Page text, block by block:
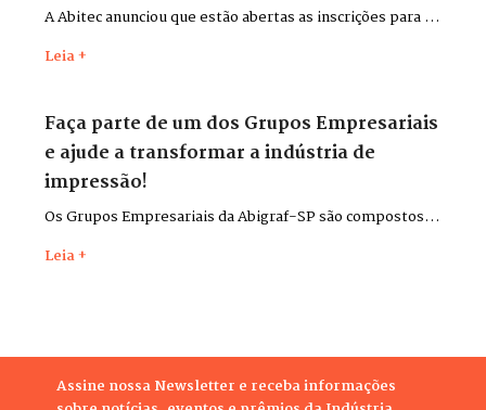
A Abitec anunciou que estão abertas as inscrições para o
gráficas”, com o consultor José Pires de Araújo.
Leia +
Faça parte de um dos Grupos Empresariais
e ajude a transformar a indústria de
impressão!
Os Grupos Empresariais da Abigraf-SP são compostos
apresentar soluções, trocar experiências e contribuir,
Leia +
Assine nossa Newsletter e receba informações